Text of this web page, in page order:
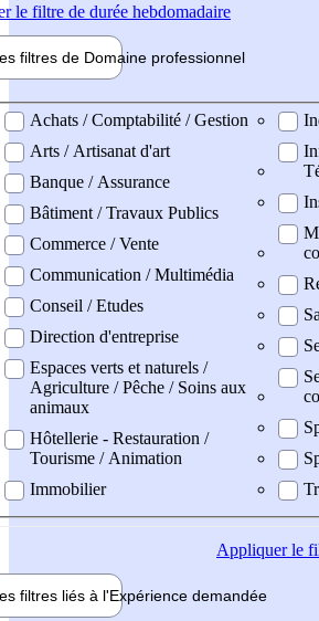
le filtre de durée hebdomadaire
filtres de Domaine professionnel
professionel
Achats / Comptabilité / Gestion
Arts / Artisanat d'art
Banque / Assurance
Bâtiment / Travaux Publics
Commerce / Vente
Communication / Multimédia
Conseil / Etudes
Direction d'entreprise
Espaces verts et naturels /
Agriculture / Pêche / Soins aux
animaux
Hôtellerie - Restauration /
Tourisme / Animation
Immobilier
Appliquerle
filtres liés à l'Expérience demandée